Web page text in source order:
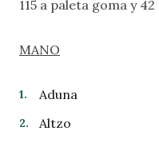
115 a paleta goma y
MANO
Aduna
Altzo